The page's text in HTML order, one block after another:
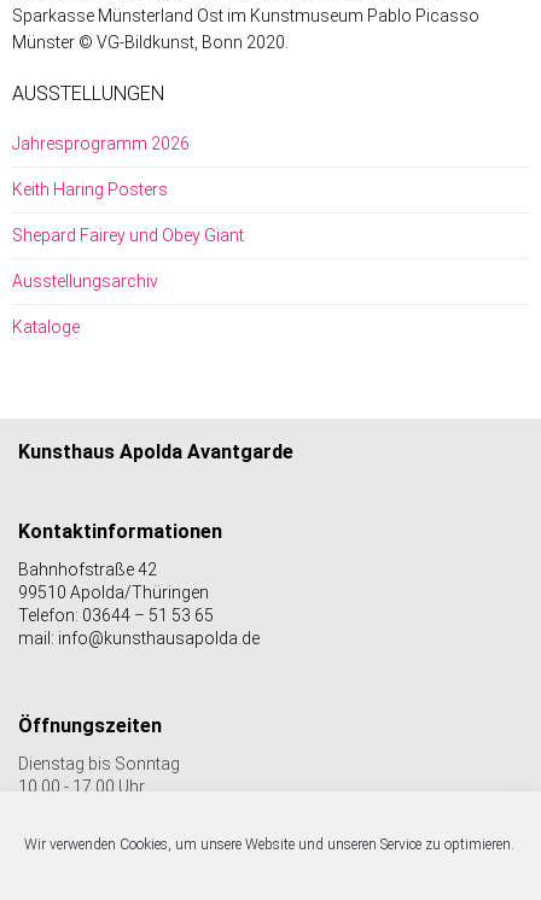
Wir verwenden Cookies, um unsere Website und unseren Service zu optimieren.
Sparkasse Münsterland Ost im Kunstmuseum Pablo Picasso
Münster © VG-Bildkunst, Bonn 2020.
AUSSTELLUNGEN
Jahresprogramm 2026
Keith Haring Posters
Shepard Fairey und Obey Giant
Ausstellungsarchiv
Kataloge
Kunsthaus Apolda Avantgarde
Kontaktinformationen
Bahnhofstraße 42
99510 Apolda/Thüringen
Telefon: 03644 – 51 53 65
mail: info@kunsthausapolda.de
Öffnungszeiten
Dienstag bis Sonntag
10.00 - 17.00 Uhr